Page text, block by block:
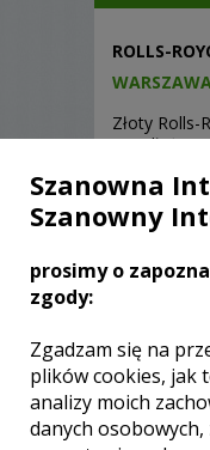
ROLLS-
Złoty Rolls-
WOŁGA
Szanowna
Szanowny
prosimy o
zgody:
Zgadzam się na
plików cookies, jak
analizy moich
danych